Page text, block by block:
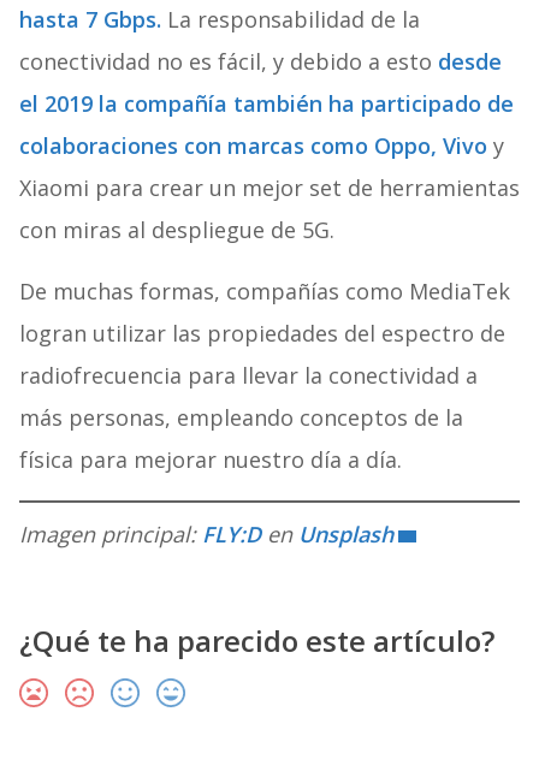
hasta 7 Gbps. La responsabilidad de la
conectividad no es fácil, y debido a esto desde
el 2019 la compañía también ha participado de
colaboraciones con marcas como Oppo, Vivo y
Xiaomi para crear un mejor set de herramientas
con miras al despliegue de 5G.
De muchas formas, compañías como MediaTek
logran utilizar las propiedades del espectro de
radiofrecuencia para llevar la conectividad a
más personas, empleando conceptos de la
física para mejorar nuestro día a día.
Imagen principal: FLY:Den Unsplash
¿Qué te ha parecido este artículo?